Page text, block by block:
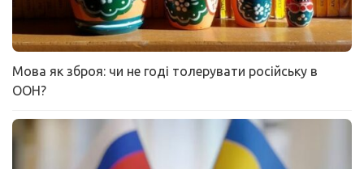
Мова як зброя: чи не годі толерувати російську в
ООН?